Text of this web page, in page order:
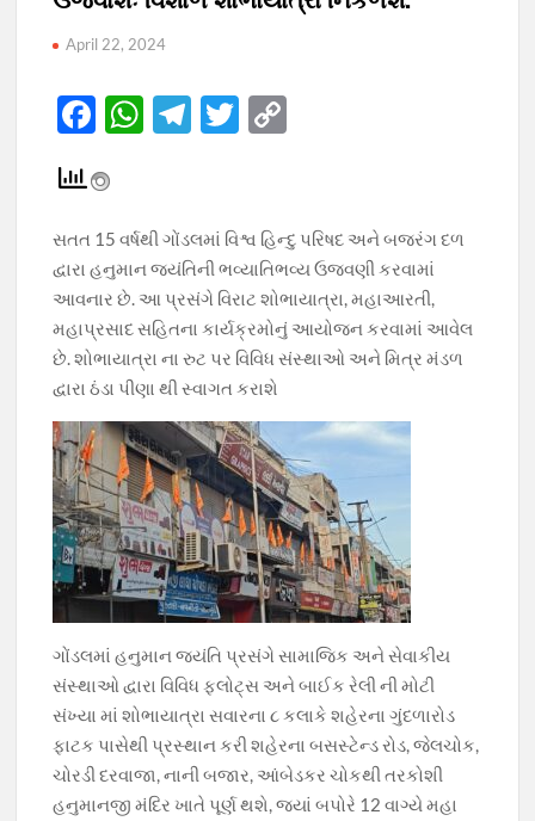
April 22, 2024
F
e
b
o
o
k
W
s
A
p
p
T
gr
a
m
T
er y
Li
n
k
સતત 15 વર્ષથી ગોંડલમાં વિશ્વ હિન્દુ પરિષદ અને બજરંગ દળ
દ્વારા હનુમાન જયંતિની ભવ્યાતિભવ્ય ઉજવણી કરવામાં
આવનાર છે. આ પ્રસંગે વિરાટ શોભાયાત્રા, મહાઆરતી,
મહાપ્રસાદ સહિતના કાર્યક્રમોનું આયોજન કરવામાં આવેલ
છે. શોભાયાત્રા ના રુટ પર વિવિધ સંસ્થાઓ અને મિત્ર મંડળ
દ્વારા ઠંડા પીણા થી સ્વાગત કરાશે
ગોંડલમાં હનુમાન જયંતિ પ્રસંગે સામાજિક અને સેવાકીય
સંસ્થાઓ દ્વારા વિવિધ ફ્લોટ્સ અને બાઈક રેલી ની મોટી
સંખ્યા માં શોભાયાત્રા સવારના ૮ કલાકે શહેરના ગુંદળારોડ
ફાટક પાસેથી પ્રસ્થાન કરી શહેરના બસસ્ટેન્ડ રોડ, જેલચોક,
ચોરડી દરવાજા, નાની બજાર, આંબેડકર ચોકથી તરકોશી
હનુમાનજી મંદિર ખાતે પૂર્ણ થશે, જ્યાં બપોરે 12 વાગ્યે મહા